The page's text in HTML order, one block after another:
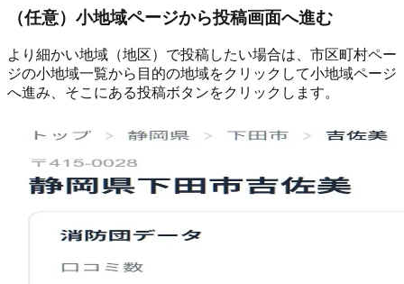
（任意）小地域ページから投稿画面へ進む
より細かい地域（地区）で投稿したい場合は、市区町村ペー
ジの小地域一覧から目的の地域をクリックして小地域ページ
へ進み、そこにある投稿ボタンをクリックします。